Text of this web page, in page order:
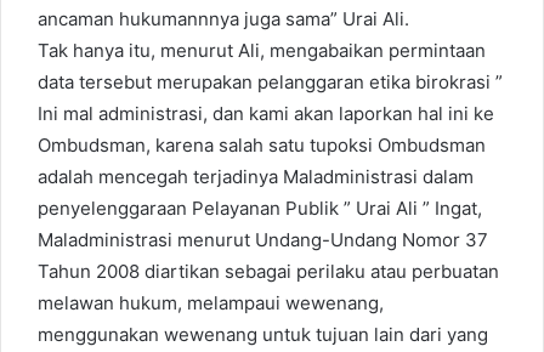
ancaman hukumannnya juga sama” Urai Ali.
Tak hanya itu, menurut Ali, mengabaikan permintaan
data tersebut merupakan pelanggaran etika birokrasi ”
Ini mal administrasi, dan kami akan laporkan hal ini ke
Ombudsman, karena salah satu tupoksi Ombudsman
adalah mencegah terjadinya Maladministrasi dalam
penyelenggaraan Pelayanan Publik ” Urai Ali ” Ingat,
Maladministrasi menurut Undang-Undang Nomor 37
Tahun 2008 diartikan sebagai perilaku atau perbuatan
melawan hukum, melampaui wewenang,
menggunakan wewenang untuk tujuan lain dari yang